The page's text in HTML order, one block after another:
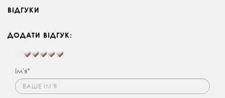
ВІДГУКИ
ДОДАТИ ВІДГУК:
Ім'я*